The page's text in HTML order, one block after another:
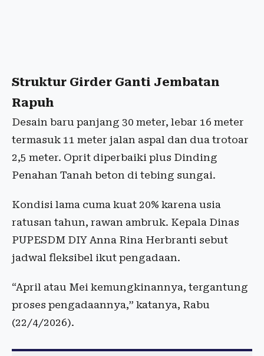
Struktur Girder Ganti Jembatan
Rapuh
Desain baru panjang 30 meter, lebar 16 meter
termasuk 11 meter jalan aspal dan dua trotoar
2,5 meter. Oprit diperbaiki plus Dinding
Penahan Tanah beton di tebing sungai.
Kondisi lama cuma kuat 20% karena usia
ratusan tahun, rawan ambruk. Kepala Dinas
PUPESDM DIY Anna Rina Herbranti sebut
jadwal fleksibel ikut pengadaan.
“April atau Mei kemungkinannya, tergantung
proses pengadaannya,” katanya, Rabu
(22/4/2026).